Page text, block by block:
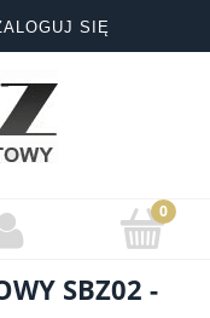
SIĘ
SBZ02 -